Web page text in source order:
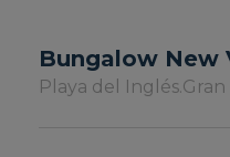
Bungalow New
Playa del Inglés.Gran